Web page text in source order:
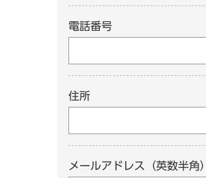
電話番号
住所
メールアドレス（英数半角）